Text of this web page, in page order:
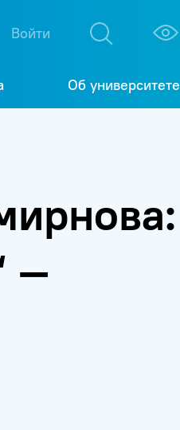
Войти
Об университете
—